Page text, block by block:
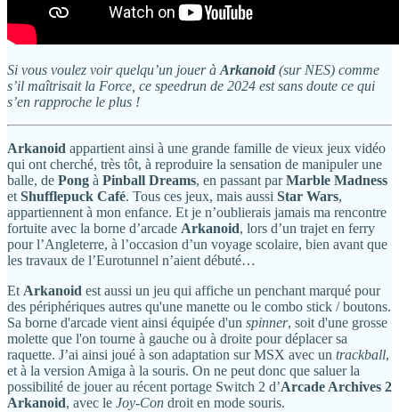
Si vous voulez voir quelqu’un jouer à Arkanoid (sur NES) comme
s’il maîtrisait la Force, ce speedrun de 2024 est sans doute ce qui
s’en rapproche le plus !
Arkanoid appartient ainsi à une grande famille de vieux jeux vidéo
qui ont cherché, très tôt, à reproduire la sensation de manipuler une
balle, de Pong à Pinball Dreams, en passant parMarble Madness
et Shufflepuck Café. Tous ces jeux, mais aussi Star Wars,
appartiennent à mon enfance. Et je n’oublierais jamais ma rencontre
fortuite avec la borne d’arcade Arkanoid, lors d’un trajet en ferry
pour l’Angleterre, à l’occasion d’un voyage scolaire, bien avant que
les travaux de l’Eurotunnel n’aient débuté…
Et Arkanoid est aussi un jeu qui affiche un penchant marqué pour
des périphériques autres qu'une manette ou le combo stick / boutons.
Sa borne d'arcade vient ainsi équipée d'un spinner, soit d'une grosse
molette que l'on tourne à gauche ou à droite pour déplacer sa
raquette. J’ai ainsi joué à son adaptation sur MSX avec un trackball,
et à la version Amiga à la souris. On ne peut donc que saluer la
possibilité de jouer au récent portage Switch 2 d’Arcade Archives 2
Arkanoid, avec le Joy-Con droit en mode souris.